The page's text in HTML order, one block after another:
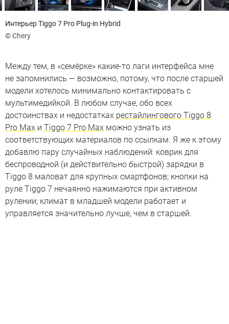
Интерьер Tiggo 7 Pro Plug-in Hybrid
© Chery
Между тем, в «семёрке» какие-то лаги интерфейса мне
не запомнились — возможно, потому, что после старшей
модели хотелось минимально контактировать с
мультимедийкой. В любом случае, обо всех
достоинствах и недостатках рестайлингового Tiggo 8
Pro Max и Tiggo 7 Pro Max можно узнать из
соответствующих материалов по ссылкам. Я же к этому
добавлю пару случайных наблюдений: коврик для
беспроводной (и действительно быстрой) зарядки в
Tiggo 8 маловат для крупных смартфонов; кнопки на
руле Tiggo 7 нечаянно нажимаются при активном
рулении; климат в младшей модели работает и
управляется значительно лучше, чем в старшей.